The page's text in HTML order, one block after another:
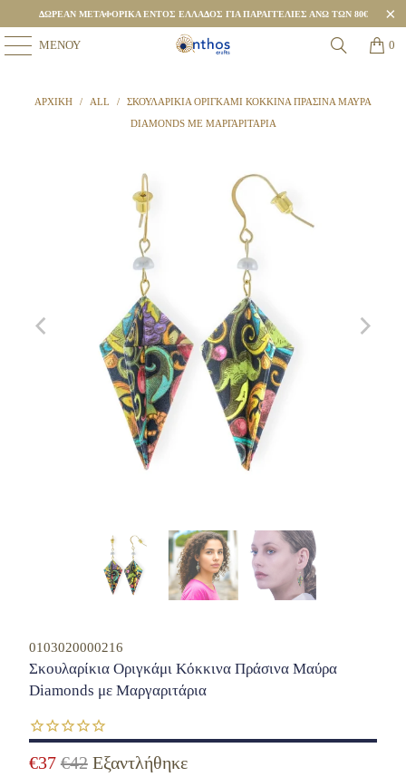
ΔΩΡΕΑΝ ΜΕΤΑΦΟΡΙΚΑ ΕΝΤΟΣ ΕΛΛΑΔΟΣ ΓΙΑ ΠΑΡΑΓΓΕΛΙΕΣ ΑΝΩ ΤΩΝ 80€
ΜΕΝΟΎ 0
ΑΡΧΙΚΉ / ALL /
ΣΚΟΥΛΑΡΊΚΙΑ ΟΡΙΓΚΆΜΙ ΚΌΚΚΙΝΑ ΠΡΆΣΙΝΑ ΜΑΎΡΑ
DIAMONDS ΜΕ ΜΑΡΓΑΡΙΤΆΡΙΑ
0103020000216
Σκουλαρίκια Οριγκάμι Κόκκινα Πράσινα Μαύρα
Diamonds με Μαργαριτάρια
€37 €42 Εξαντλήθηκε